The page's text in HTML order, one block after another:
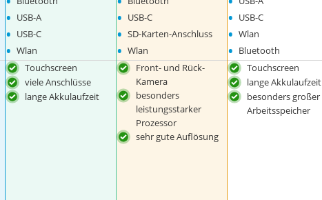
• USB-A
• USB-C
• Wlan
• USB-C
• SD-Karten-Anschluss
• Wlan
• USB-C
• Wlan
• Bluetooth
Touchscreen
viele Anschlüsse
lange Akkulaufzeit
Front- und Rück-
Kamera
besonders
leistungsstarker
Prozessor
sehr gute Auflösung
Touchscreen
lange Akkulaufzeit
besonders großer
Arbeitsspeicher